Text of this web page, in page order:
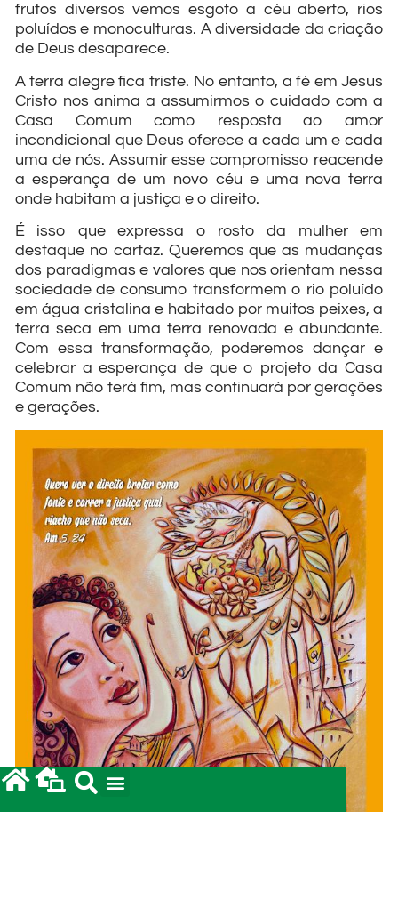
frutos diversos vemos esgoto a céu aberto, rios
poluídos e monoculturas. A diversidade da criação
de Deus desaparece.
A terra alegre fica triste. No entanto, a fé em Jesus
Cristo nos anima a assumirmos o cuidado com a
Casa Comum como resposta ao amor
incondicional que Deus oferece a cada um e cada
uma de nós. Assumir esse compromisso reacende
a esperança de um novo céu e uma nova terra
onde habitam a justiça e o direito.
É isso que expressa o rosto da mulher em
destaque no cartaz. Queremos que as mudanças
dos paradigmas e valores que nos orientam nessa
sociedade de consumo transformem o rio poluído
em água cristalina e habitado por muitos peixes, a
terra seca em uma terra renovada e abundante.
Com essa transformação, poderemos dançar e
celebrar a esperança de que o projeto da Casa
Comum não terá fim, mas continuará por gerações
e gerações.